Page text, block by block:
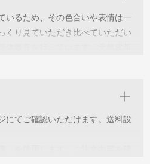
いるため、その色合いや表情は一
くり見ていただき比べていただい
の特徴をご理解いただいた上でご
イメージが違うなどの返品交換は
承ください。
にてご確認いただけます。送料設